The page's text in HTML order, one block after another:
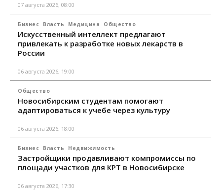
07 августа 2026, 08:00
Бизнес Власть Медицина Общество
Искусственный интеллект предлагают
привлекать к разработке новых лекарств в
России
06 августа 2026, 19:00
Общество
Новосибирским студентам помогают
адаптироваться к учебе через культуру
06 августа 2026, 18:00
Бизнес Власть Недвижимость
Застройщики продавливают компромиссы по
площади участков для КРТ в Новосибирске
06 августа 2026, 17:30